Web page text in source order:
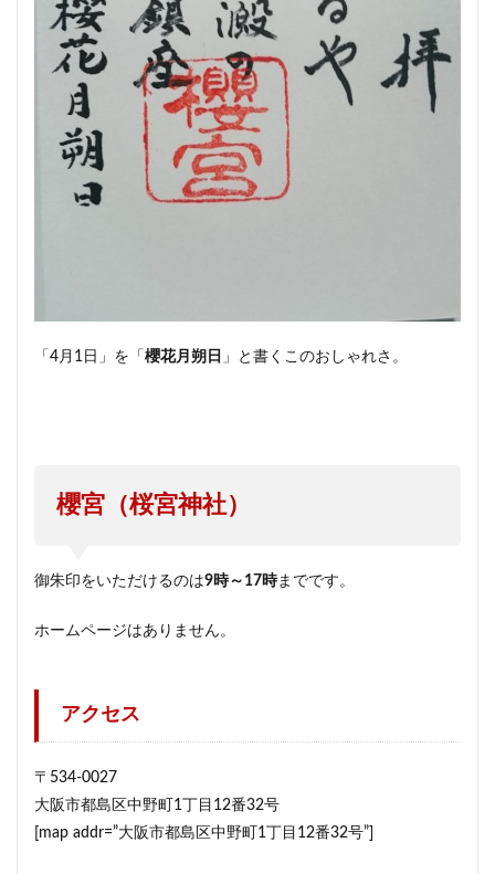
「4月1日」を「 櫻花月朔日 」と書くこのおしゃれさ。
櫻宮（桜宮神社）
御朱印をいただけるのは9時～17時までです。
ホームページはありません。
アクセス
〒534-0027
大阪市都島区中野町1丁目12番32号
[map addr=”大阪市都島区中野町1丁目12番32号”]